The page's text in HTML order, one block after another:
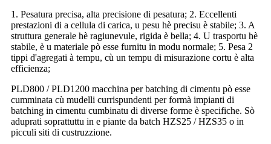
1. Pesatura precisa, alta precisione di pesatura; 2. Eccellenti
prestazioni di a cellula di carica, u pesu hè precisu è stabile; 3. A
struttura generale hè ragiunevule, rigida è bella; 4. U trasportu hè
stabile, è u materiale pò esse furnitu in modu normale; 5. Pesa 2
tippi d'agregati à tempu, cù un tempu di misurazione cortu è alta
efficienza;
PLD800 / PLD1200 macchina per batching di cimentu pò esse
cumminata cù mudelli currispundenti per formà impianti di
batching in cimentu cumbinatu di diverse forme è specifiche. Sò
aduprati soprattuttu in e piante da batch HZS25 / HZS35 o in
picculi siti di custruzzione.